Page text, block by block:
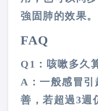
強固肺的效果。
FAQ
Q1：咳嗽多久
A：一般感冒引
善，若超過3週